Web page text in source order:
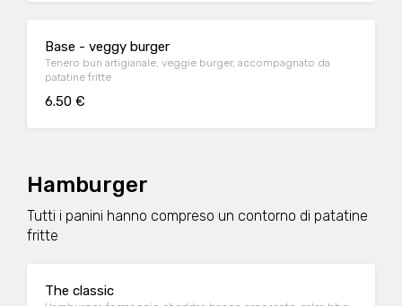
Base - veggy burger
Tenero bun artigianale, veggie burger, accompagnato da
patatine fritte
6.50 €
Hamburger
Tutti i panini hanno compreso un contorno di patatine
fritte
The classic